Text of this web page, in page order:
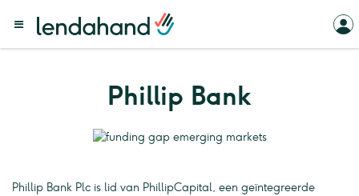
Phillip Bank
Phillip Bank Plc is lid van PhillipCapital, een geïntegreerde